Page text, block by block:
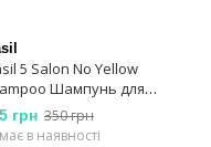
5 Salon No Yellow
Шампунь для
грн 350 грн
в наявності